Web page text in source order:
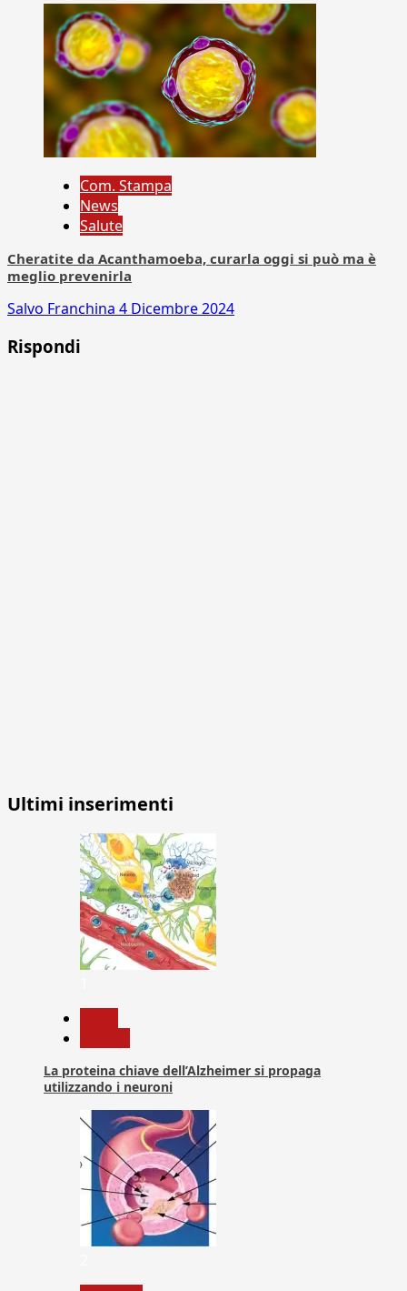
Com. Stampa
News
Salute
Cheratite da Acanthamoeba, curarla oggi si può ma è
meglio prevenirla
Salvo Franchina 4 Dicembre 2024
Rispondi
Ultimi inserimenti
La proteina chiave dell’Alzheimer si propaga
utilizzando i neuroni